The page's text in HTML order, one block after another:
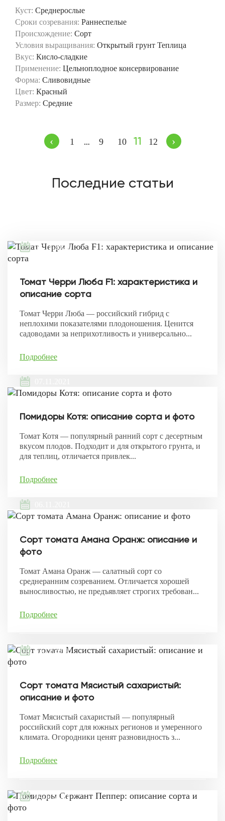
Куст: Среднерослые
Сроки созревания: Раннеспелые
Происхождение: Сорт
Условия выращивания: Открытый грунт Теплица
Вкус: Кисло-сладкие
Применение: Цельноплодное консервирование
Форма: Сливовидные
Цвет: Красный
Размер: Средние
‹ 1 … 9 10 11 12 ›
Последние статьи
08.11.2021
Томат Черри Люба F1: характеристика и
описание сорта
Томат Черри Люба — российский гибрид с
неплохими показателями плодоношения. Ценится
садоводами за неприхотливость и универсально...
Подробнее
Помидоры Котя: описание сорта и фото
Томат Котя — популярный ранний сорт с десертным
вкусом плодов. Подходит и для открытого грунта, и
для теплиц, отличается привлек...
Подробнее
Сорт томата Амана Оранж: описание и
фото
Томат Амана Оранж — салатный сорт со
среднеранним созреванием. Отличается хорошей
выносливостью, не предъявляет строгих требован...
Подробнее
05.11.2021
Сорт томата Мясистый сахаристый:
описание и фото
Томат Мясистый сахаристый — популярный
российский сорт для южных регионов и умеренного
климата. Огородники ценят разновидность з...
Подробнее
04.11.2021